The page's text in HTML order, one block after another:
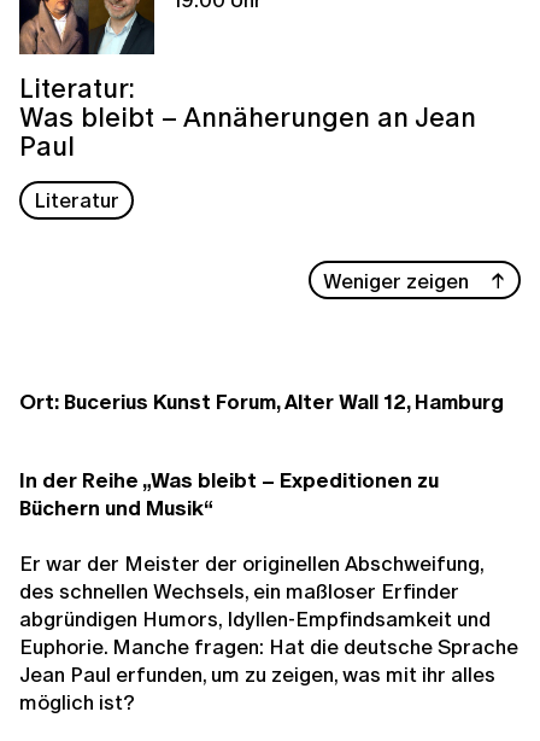
Literatur:
Was bleibt – Annäherungen an Jean
Paul
Literatur
Weniger zeigen
Ort: Bucerius Kunst Forum, Alter Wall 12, Hamburg
In der Reihe „Was bleibt – Expeditionen zu
Büchern und Musik“
Er war der Meister der originellen Abschweifung,
des schnellen Wechsels, ein maßloser Erfinder
abgründigen Humors, Idyllen-Empfindsamkeit und
Euphorie. Manche fragen: Hat die deutsche Sprache
Jean Paul erfunden, um zu zeigen, was mit ihr alles
möglich ist?